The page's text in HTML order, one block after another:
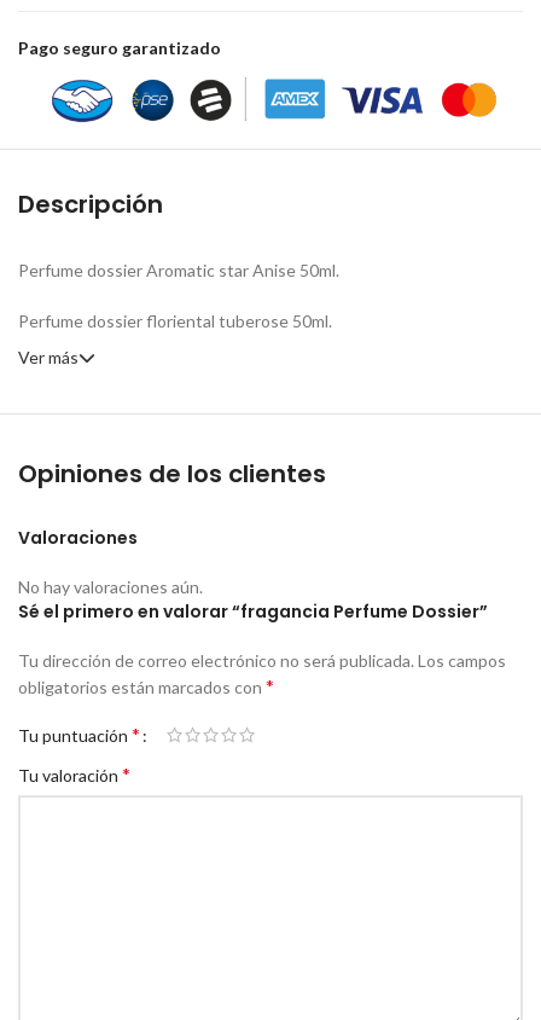
Pago seguro garantizado
Descripción
Perfume dossier Aromatic star Anise 50ml.
Perfume dossier floriental tuberose 50ml.
Ver más
Opiniones de los clientes
Valoraciones
No hay valoraciones aún.
Sé el primero en valorar “fragancia Perfume Dossier”
Tu dirección de correo electrónico no será publicada. Los campos
obligatorios están marcados con *
Tu puntuación *
Tu valoración *